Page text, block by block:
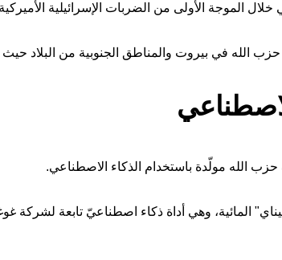
الموجة الأولى من الضربات الإسرائيلية
الله في بيروت والمناطق الجنوبية من البلاد حيث
حزب الله مولّدة باستخدام الذكاء الاصطناعي.
المائية، وهي أداة ذكاء اصطناعيّ تابعة لشركة